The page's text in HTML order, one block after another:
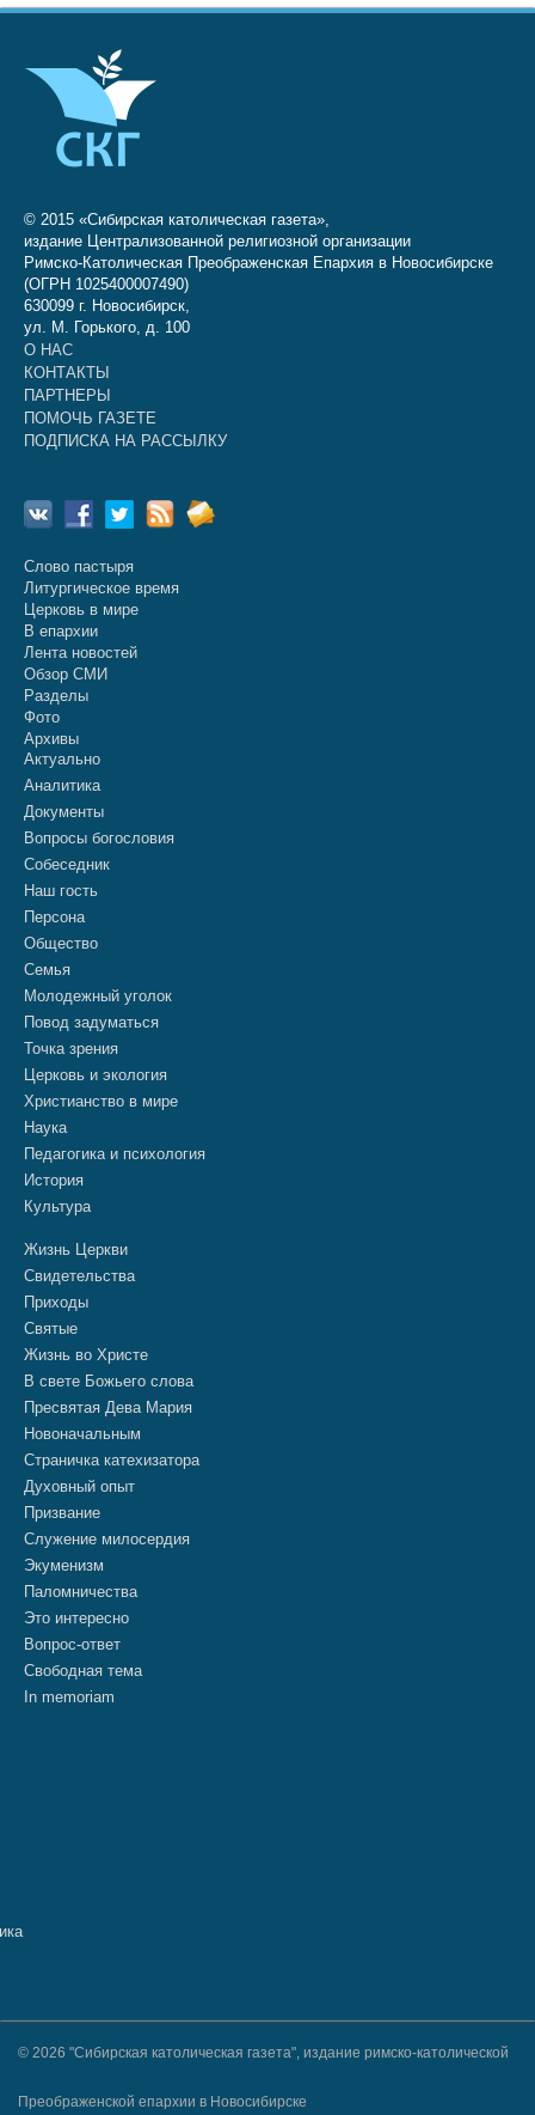
© 2015 «Сибирская католическая газета»,
издание Централизованной религиозной организации
Римско-Католическая Преображенская Епархия в Новосибирске
(ОГРН 1025400007490)
630099 г. Новосибирск,
ул. М. Горького, д. 100
О НАС
КОНТАКТЫ
ПАРТНЕРЫ
ПОМОЧЬ ГАЗЕТЕ
ПОДПИСКА НА РАССЫЛКУ
Слово пастыря
Литургическое время
Церковь в мире
В епархии
Лента новостей
Обзор СМИ
Разделы
Фото
Архивы
Актуально
Аналитика
Документы
Вопросы богословия
Собеседник
Наш гость
Персона
Общество
Семья
Молодежный уголок
Повод задуматься
Точка зрения
Церковь и экология
Христианство в мире
Наука
Педагогика и психология
История
Культура
Жизнь Церкви
Свидетельства
Приходы
Святые
Жизнь во Христе
В свете Божьего слова
Пресвятая Дева Мария
Новоначальным
Страничка катехизатора
Духовный опыт
Призвание
Служение милосердия
Экуменизм
Паломничества
Это интересно
Вопрос-ответ
Свободная тема
In memoriam
© 2026 "Сибирская католическая газета", издание римско-католической
Преображенской епархии в Новосибирске